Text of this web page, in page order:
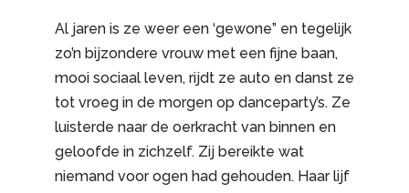
Al jaren is ze weer een ‘gewone” en tegelijk
zo’n bijzondere vrouw met een fijne baan,
mooi sociaal leven, rijdt ze auto en danst ze
tot vroeg in de morgen op danceparty’s. Ze
luisterde naar de oerkracht van binnen en
geloofde in zichzelf. Zij bereikte wat
niemand voor ogen had gehouden. Haar lijf